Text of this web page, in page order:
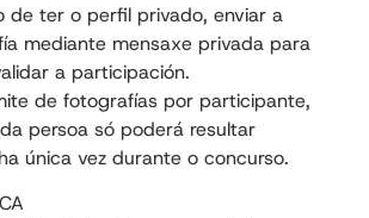
de ter o perfil privado, enviar a
mediante mensaxe privada para
a participación.
de fotografías por participante,
persoa só poderá resultar
única vez durante o concurso.